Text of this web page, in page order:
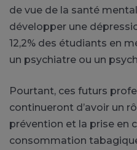
de vue de la santé
développer une
12,2% des étudiants en
un psychiatre ou un
Pourtant, ces futurs
continueront d’avoir un
prévention et la prise en
consommation